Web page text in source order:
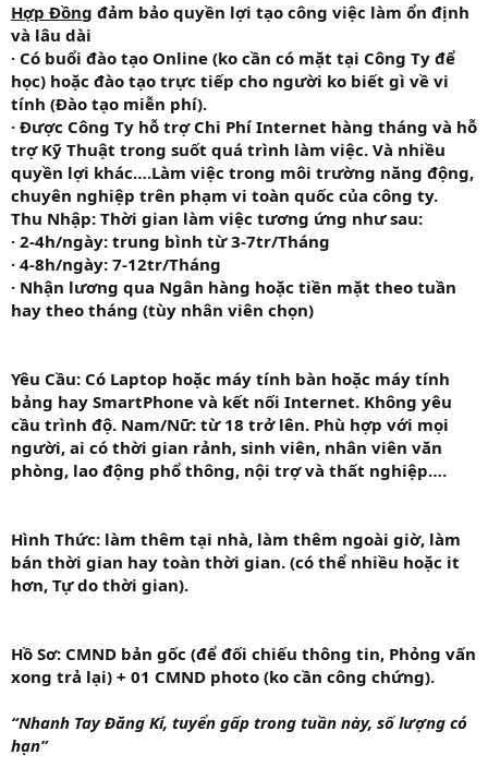
Hợp Đồng đảm bảo quyền lợi tạo công việc làm ổn định
và lâu dài
· Có buổi đào tạo Online (ko cần có mặt tại Công Ty để
học) hoặc đào tạo trực tiếp cho người ko biết gì về vi
tính (Đào tạo miễn phí).
· Được Công Ty hỗ trợ Chi Phí Internet hàng tháng và hỗ
trợ Kỹ Thuật trong suốt quá trình làm việc. Và nhiều
quyền lợi khác….Làm việc trong môi trường năng động,
chuyên nghiệp trên phạm vi toàn quốc của công ty.
Thu Nhập: Thời gian làm việc tương ứng như sau:
· 2-4h/ngày: trung bình từ 3-7tr/Tháng
· 4-8h/ngày: 7-12tr/Tháng
· Nhận lương qua Ngân hàng hoặc tiền mặt theo tuần
hay theo tháng (tùy nhân viên chọn)
Yêu Cầu: Có Laptop hoặc máy tính bàn hoặc máy tính
bảng hay SmartPhone và kết nối Internet. Không yêu
cầu trình độ. Nam/Nữ: từ 18 trở lên. Phù hợp với mọi
người, ai có thời gian rảnh, sinh viên, nhân viên văn
phòng, lao động phổ thông, nội trợ và thất nghiệp….
Hình Thức: làm thêm tại nhà, làm thêm ngoài giờ, làm
bán thời gian hay toàn thời gian. (có thể nhiều hoặc it
hơn, Tự do thời gian).
Hồ Sơ: CMND bản gốc (để đối chiếu thông tin, Phỏng vấn
xong trả lại) + 01 CMND photo (ko cần công chứng).
“Nhanh Tay Đăng Kí, tuyển gấp trong tuần này, số lượng có
hạn”